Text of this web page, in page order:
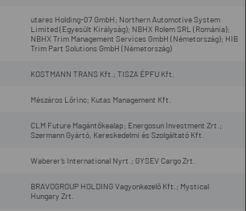
utares Holding-07 GmbH; Northern Automotive System
Limited (Egyesült Királyság); NBHX Rolem SRL (Románia);
NBHX Trim Management Services GmbH (Németország); HIB
Trim Part Solutions GmbH (Németország)
KOSTMANN TRANS Kft.; TISZA ÉPFU Kft.
Mészáros Lőrinc; Kutas Management Kft.
CLM Future Magántőkealap; Energosun Investment Zrt.;
Szermann Gyártó, Kereskedelmi és Szolgáltató Kft.
Waberer’s International Nyrt.; GYSEV Cargo Zrt.
BRAVOGROUP HOLDING Vagyonkezelő Kft.; Mystical
Hungary Zrt.